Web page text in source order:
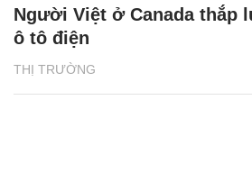
THỊ TRƯỜNG
Người Việt ở Canada thắp
ô tô điện